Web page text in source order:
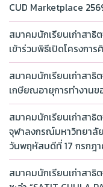
CUD Marketplace
สมาคมนักเรียนเก่าสาธิ
เข้าร่วมพิธีเปิดโครงกา
สมาคมนักเรียนเก่าสาธิ
เกษียณอายุการทำงานข
สมาคมนักเรียนเก่าสาธิ
จุฬาลงกรณ์มหาวิทยาลัย
วันพฤหัสบดีที่ 17 กรกฎ
สมาคมนักเรียนเก่าสา